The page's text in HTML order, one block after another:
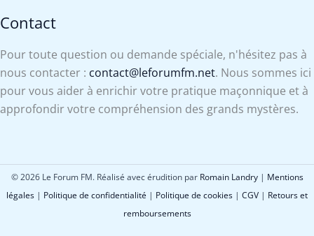
Contact
Pour toute question ou demande spéciale, n'hésitez pas à
nous contacter : contact@leforumfm.net. Nous sommes ici
pour vous aider à enrichir votre pratique maçonnique et à
approfondir votre compréhension des grands mystères.
© 2026 Le Forum FM. Réalisé avec érudition par Romain Landry| Mentions
légales | Politique de confidentialité | Politique de cookies | CGV | Retours et
remboursements